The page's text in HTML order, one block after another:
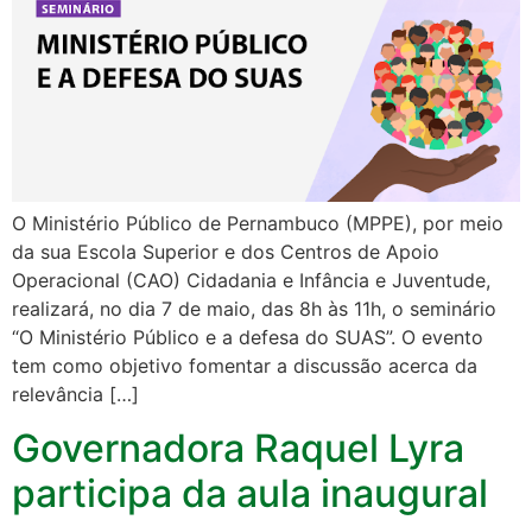
O Ministério Público de Pernambuco (MPPE), por meio
da sua Escola Superior e dos Centros de Apoio
Operacional (CAO) Cidadania e Infância e Juventude,
realizará, no dia 7 de maio, das 8h às 11h, o seminário
“O Ministério Público e a defesa do SUAS”. O evento
tem como objetivo fomentar a discussão acerca da
relevância […]
Governadora Raquel Lyra
participa da aula inaugural